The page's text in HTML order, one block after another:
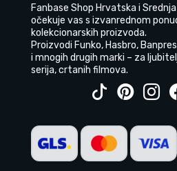
Fanbase Shop Hrvatska i
očekuje vas s izvanrednom
kolekcionarskih proizvoda.
Proizvodi Funko, Hasbro,
i mnogih drugih marki – za
serija, crtanih filmova.